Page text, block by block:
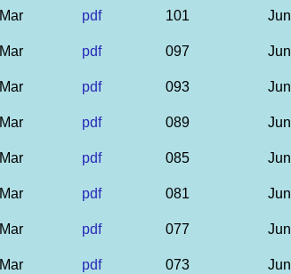
Mar pdf 101 Jun
Mar pdf 097 Jun
Mar pdf 093 Jun
Mar pdf 089 Jun
Mar pdf 085 Jun
Mar pdf 081 Jun
Mar pdf 077 Jun
Mar pdf 073 Jun